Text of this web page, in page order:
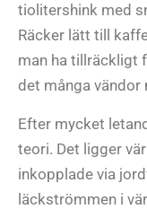
tiolitershink med
Räcker lätt till
man ha tillräckligt
det många vändor
Efter mycket
teori. Det ligger
inkopplade via
läckströmmen i